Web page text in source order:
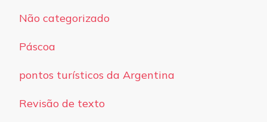
Não categorizado
Páscoa
pontos turísticos da Argentina
Revisão de texto